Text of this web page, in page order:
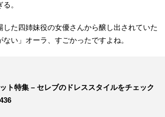
。
た四姉妹役の女優さんから醸し出されていた
い」オーラ、すごかったですよね。
特集 – セレブのドレススタイルをチェック